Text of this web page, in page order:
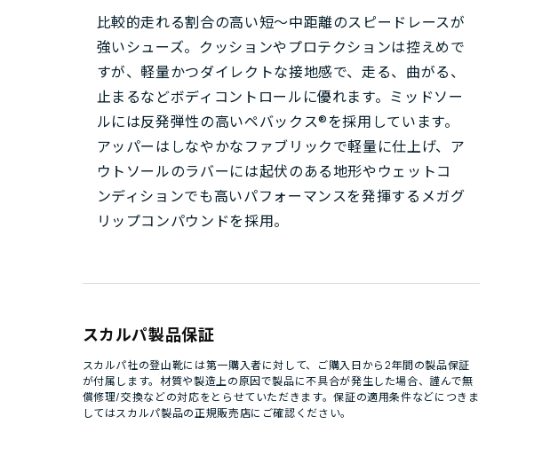
比較的走れる割合の高い短～中距離のスピードレースが
強いシューズ。クッションやプロテクションは控えめで
すが、軽量かつダイレクトな接地感で、走る、曲がる、
止まるなどボディコントロールに優れます。ミッドソー
ルには反発弾性の高いペバックス®を採用しています。
アッパーはしなやかなファブリックで軽量に仕上げ、ア
ウトソールのラバーには起伏のある地形やウェットコ
ンディションでも高いパフォーマンスを発揮するメガグ
リップコンパウンドを採用。
スカルパ製品保証
スカルパ社の登山靴には第一購入者に対して、ご購入日から2年間の製品保証
が付属します。材質や製造上の原因で製品に不具合が発生した場合、謹んで無
償修理/交換などの対応をとらせていただきます。保証の適用条件などにつきま
してはスカルパ製品の正規販売店にご確認ください。